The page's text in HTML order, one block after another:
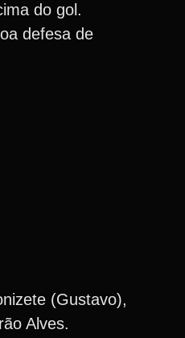
do gol.
defesa de
(Gustavo),
Alves.